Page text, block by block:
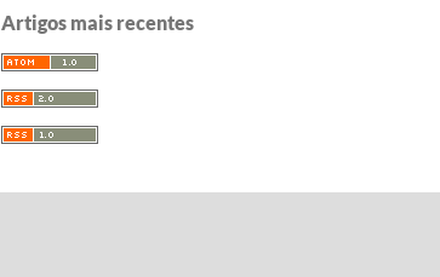
Artigos mais recentes